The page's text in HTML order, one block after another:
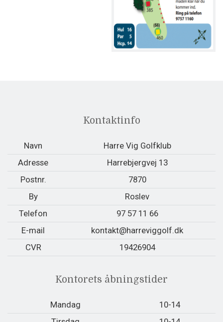
Kontaktinfo
Navn
Harre Vig Golfklub
Adresse
Harrebjergvej 13
Postnr.
7870
By
Roslev
Telefon
97 57 11 66
E-mail
kontakt@harreviggolf.dk
CVR
19426904
Kontorets åbningstider
Mandag
10-14